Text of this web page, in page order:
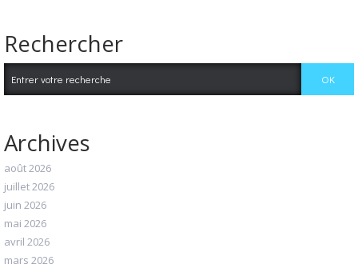
Rechercher
Archives
août 2026
juillet 2026
juin 2026
mai 2026
avril 2026
mars 2026